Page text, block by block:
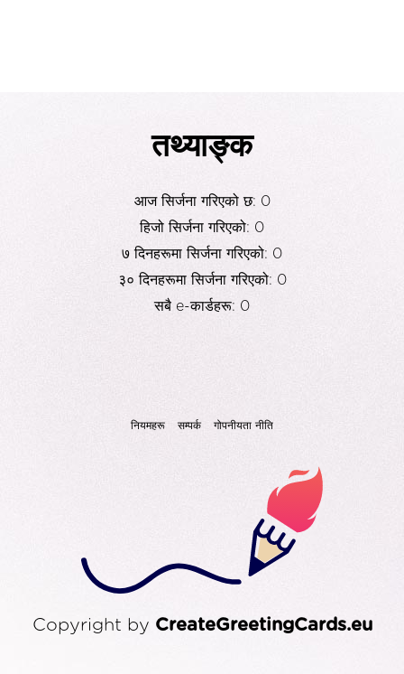
तथ्याङ्क
आज सिर्जना गरिएको छ: 0
हिजो सिर्जना गरिएको: 0
७ दिनहरूमा सिर्जना गरिएको: 0
३० दिनहरूमा सिर्जना गरिएको: 0
सबै e-कार्डहरू: 0
नियमहरू सम्पर्क गोपनीयता नीति
Copyright by CreateGreetingCards.eu